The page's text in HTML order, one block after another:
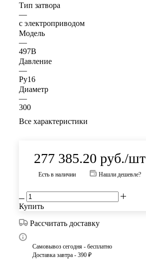
Тип затвора
—
с электроприводом
Модель
—
497B
Давление
—
Ру16
Диаметр
—
300
Все характеристики
277 385.20 руб./шт
Есть в наличии Нашли дешевле?
Купить
Рассчитать доставку
Самовывоз сегодня - бесплатно
Доставка завтра - 390 ₽